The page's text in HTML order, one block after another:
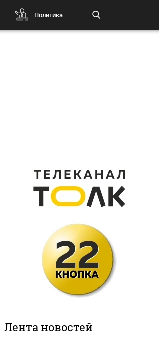
Политика
Лента новостей